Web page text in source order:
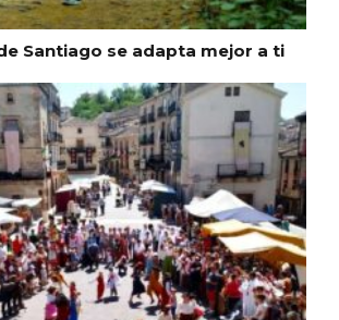
Santiago se adapta mejor a ti
del coro Wetherby
School en Ávila y Salamanca